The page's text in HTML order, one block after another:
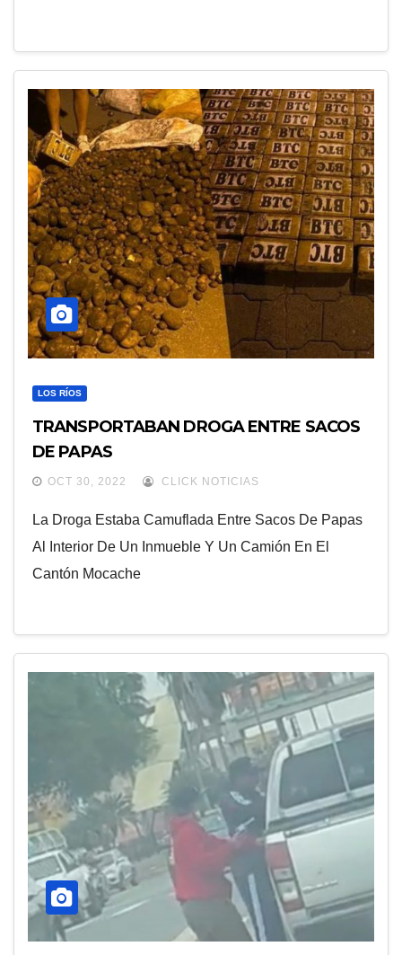
LOS RÍOS
TRANSPORTABAN DROGA ENTRE SACOS
DE PAPAS
OCT 30, 2022 CLICK NOTICIAS
La Droga Estaba Camuflada Entre Sacos De Papas
Al Interior De Un Inmueble Y Un Camión En El
Cantón Mocache